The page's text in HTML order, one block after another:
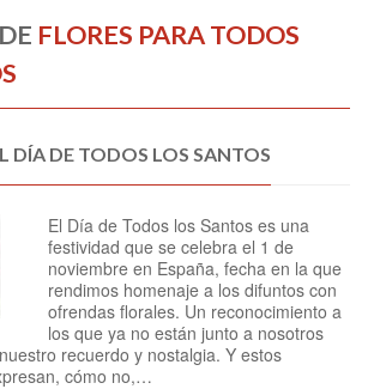
FLORES PARA TODOS
DÍA DE TODOS LOS SANTOS
El Día de Todos los Santos es una
festividad que se celebra el 1 de
noviembre en España, fecha en la que
rendimos homenaje a los difuntos con
ofrendas florales. Un reconocimiento a
los que ya no están junto a nosotros
recuerdo y nostalgia. Y estos
cómo no,…